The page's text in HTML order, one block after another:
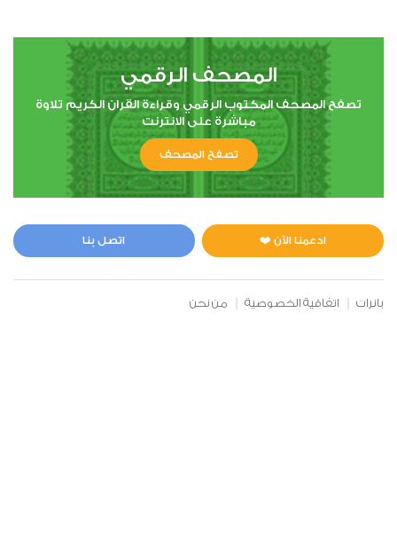
المصحف الرقمي
تصفح المصحف المكتوب الرقمي وقراءة القران الكريم تلاوة
مباشرة على الانترنت
تصفح المصحف
ادعمنا الآن ❤️ اتصل بنا
بانرات اتفاقية الخصوصية من نحن